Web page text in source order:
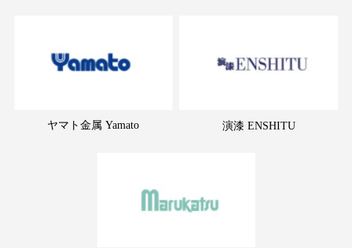
ヤマト金属 Yamato 演漆 ENSHITU